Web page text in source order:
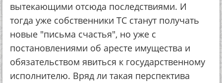
вытекающими отсюда последствиями. И
тогда уже собственники ТС станут получать
новые "письма счастья", но уже с
постановлениями об аресте имущества и
обязательством явиться к государственному
исполнителю. Вряд ли такая перспектива